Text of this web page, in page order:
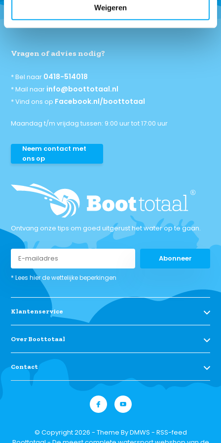
Weigeren
Vragen of advies nodig?
* Bel naar 0418-514018
* Mail naar info@boottotaal.nl
* Vind ons op Facebook.nl/boottotaal
Maandag t/m vrijdag tussen: 9:00 uur tot 17:00 uur
Neem contact met
ons op
Ontvang onze tips om goed uitgerust het water op te gaan.
Abonneer
* Lees hier de wettelijke beperkingen
Klantenservice
Over Boottotaal
Contact
© Copyright 2026 - Theme ByDMWS - RSS-feed